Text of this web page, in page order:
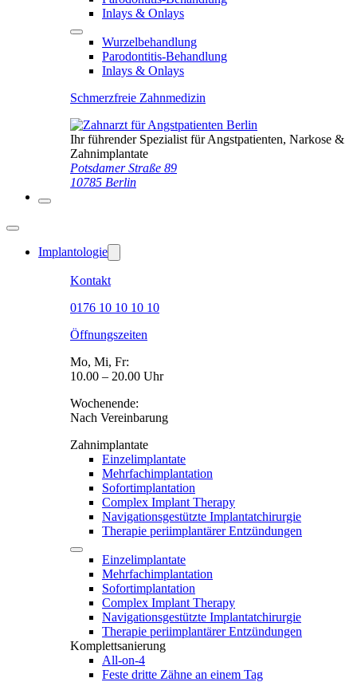
Inlays & Onlays
Wurzelbehandlung
Parodontitis-Behandlung
Inlays & Onlays
Schmerzfreie Zahnmedizin
Ihr führender Spezialist für Angstpatienten, Narkose &
Zahnimplantate
Potsdamer Straße 89
10785 Berlin
Implantologie
Kontakt
0176 10 10 10 10
Öffnungszeiten
Mo, Mi, Fr:
10.00 – 20.00 Uhr
Wochenende:
Nach Vereinbarung
Zahnimplantate
Einzelimplantate
Mehrfachimplantation
Sofortimplantation
Complex Implant Therapy
Navigationsgestützte Implantatchirurgie
Therapie periimplantärer Entzündungen
Einzelimplantate
Mehrfachimplantation
Sofortimplantation
Complex Implant Therapy
Navigationsgestützte Implantatchirurgie
Therapie periimplantärer Entzündungen
Komplettsanierung
All-on-4
Feste dritte Zähne an einem Tag